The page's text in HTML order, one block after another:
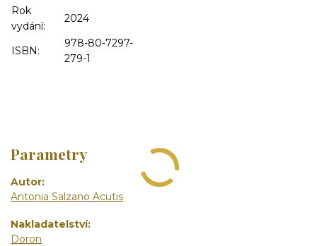
Rok
vydání:
2024
ISBN:
978-80-7297-
279-1
Parametry
Autor
Antonia Salzano Acutis
Nakladatelství
Doron